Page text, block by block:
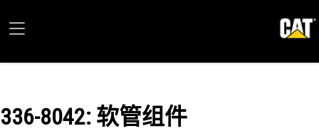
336-8042: 软管组件